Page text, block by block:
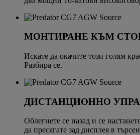
МОНТИРАНЕ КЪМ
Искате да окачите този голям
Разбира се.
ДИСТАНЦИОННО
Облегнете се назад и се
да пресягате зад дисплея в